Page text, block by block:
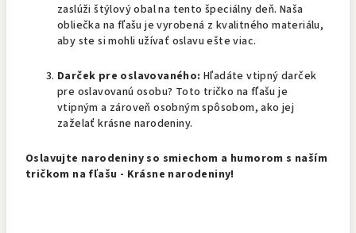
zaslúži štýlový obal na tento špeciálny deň. Naša
obliečka na fľašu je vyrobená z kvalitného materiálu,
aby ste si mohli užívať oslavu ešte viac.
Darček pre oslavovaného: Hľadáte vtipný darček
pre oslavovanú osobu? Toto tričko na fľašu je
vtipným a zároveň osobným spôsobom, ako jej
zaželať krásne narodeniny.
Oslavujte narodeniny so smiechom a humorom s naším
tričkom na fľašu - Krásne narodeniny!